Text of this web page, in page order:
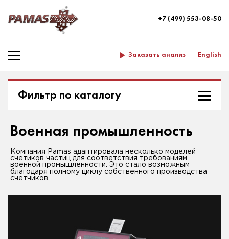
+7 (499) 553-08-50
Заказать анализ English
Фильтр по каталогу
Военная промышленность
Компания Pamas адаптировала несколько моделей
счетиков частиц для соответствия требованиям
военной промышленности. Это стало возможным
благодаря полному циклу собственного производства
счетчиков.